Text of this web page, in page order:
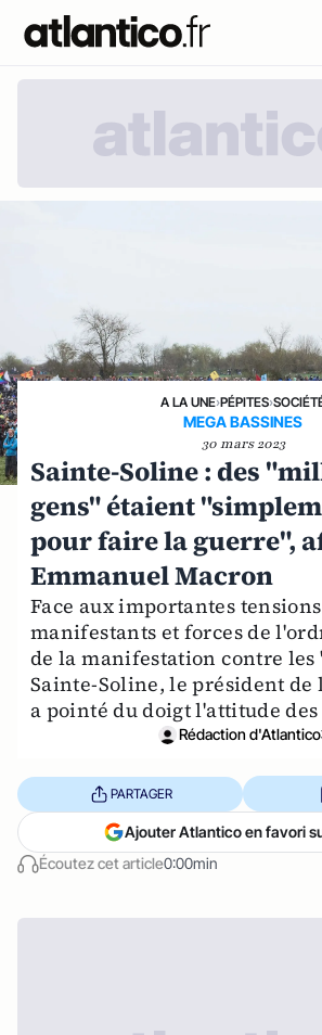
A LA UNE›PÉPITES›
MEGA BASSINES
30 mars 2023
Sainte-Soline : des
gens" étaient
pour faire la guerre",
Emmanuel Macron
Face aux importantes
manifestants et forces de
de la manifestation contre les
Sainte-Soline, le président de
a pointé du doigt l'attitude
Rédaction d'Atlantico
Écoutez cet article0:00min
PARTAGER
Ajouter Atlantico en favori